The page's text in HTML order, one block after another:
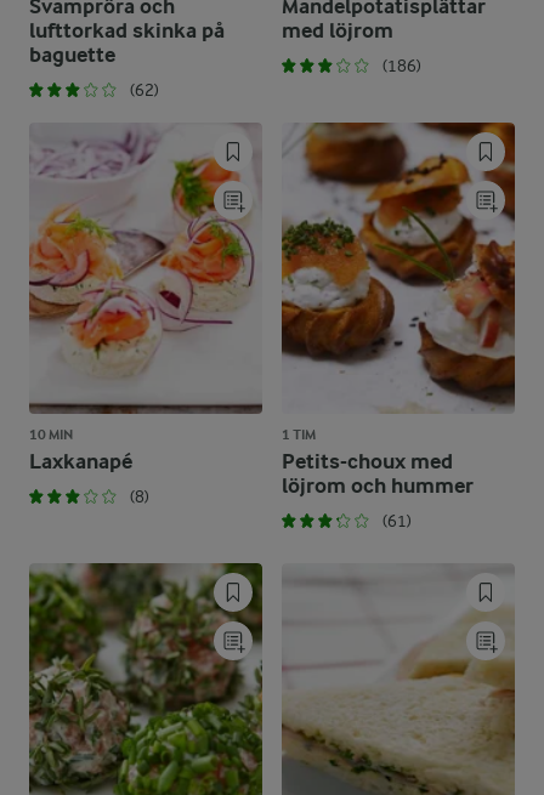
Svampröra och
lufttorkad skinka på
baguette
(62)
Mandelpotatisplättar
med löjrom
(186)
10 MIN
Laxkanapé
(8)
1 TIM
Petits-choux med
löjrom och hummer
(61)